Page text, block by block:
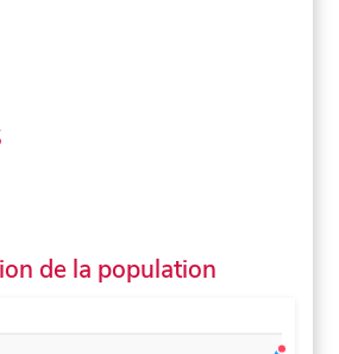
de la population